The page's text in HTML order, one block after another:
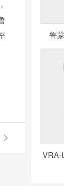
鲁
VRA-